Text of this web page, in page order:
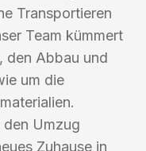
Transportieren
Team kümmert
den Abbau und
um die
Umzug
Zuhause in